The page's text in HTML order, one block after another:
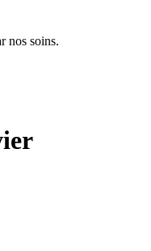
nos soins.